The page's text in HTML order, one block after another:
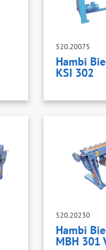
520.20075
Hambi
KSI 302
520.20230
Hambi
MBH 301